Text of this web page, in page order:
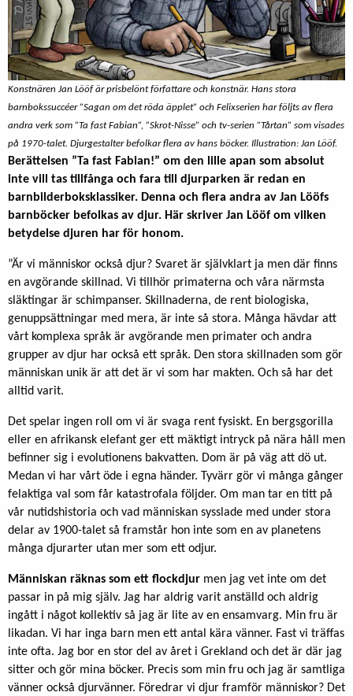
Konstnären Jan Lööf är prisbelönt författare och konstnär. Hans stora
barnbokssuccéer ”Sagan om det röda äpplet” och Felixserien har följts av flera
andra verk som ”Ta fast Fabian”, ”Skrot-Nisse” och tv-serien ”Tårtan” som visades
på 1970-talet. Djurgestalter befolkar flera av hans böcker. Illustration: Jan Lööf.
Berättelsen ”Ta fast Fabian!” om den lille apan som absolut
inte vill tas tillfånga och fara till djurparken är redan en
barnbilderboksklassiker. Denna och flera andra av Jan Lööfs
barnböcker befolkas av djur. Här skriver Jan Lööf om vilken
betydelse djuren har för honom.
”Är vi människor också djur? Svaret är självklart ja men där finns
en avgörande skillnad. Vi tillhör primaterna och våra närmsta
släktingar är schimpanser. Skillnaderna, de rent biologiska,
genupp­sättningar med mera, är inte så stora. Många hävdar att
vårt komplexa språk är avgörande men primater och andra
grupper av djur har också ett språk. Den stora skillnaden som gör
människan unik är att det är vi som har makten. Och så har det
alltid varit.
Det spelar ingen roll om vi är svaga rent fysiskt. En bergsgorilla
eller en afrikansk elefant ger ett mäktigt in­tryck på nära håll men
befinner sig i evolutionens bakvatten. Dom är på väg att dö ut.
Medan vi har vårt öde i egna händer. Tyvärr gör vi många gånger
felaktiga val som får katastrofala följder. Om man tar en titt på
vår nutidshistoria och vad människan sysslade med under stora
delar av 1900-talet så framstår hon inte som en av planetens
många djurarter utan mer som ett odjur.
Människan räknas som ett flockdjur men jag vet inte om det
passar in på mig själv. Jag har aldrig varit anställd och aldrig
ingått i något kollektiv så jag är lite av en ensamvarg. Min fru är
likadan. Vi har inga barn men ett antal kära vänner. Fast vi träffas
inte ofta. Jag bor en stor del av året i Grekland och det är där jag
sitter och gör mina böcker. Precis som min fru och jag är samtliga
vänner också djurvänner. Föredrar vi djur framför människor? Det